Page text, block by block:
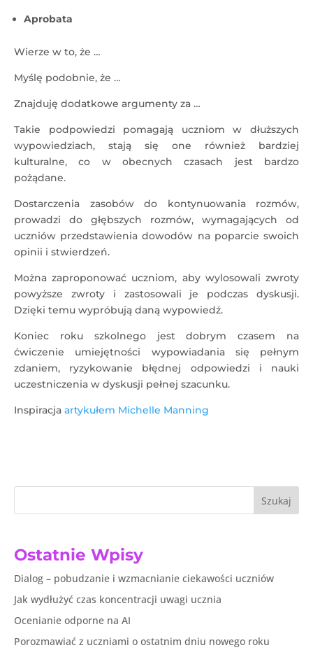
Aprobata
Wierze w to, że …
Myślę podobnie, że …
Znajduję dodatkowe argumenty za …
Takie podpowiedzi pomagają uczniom w dłuższych
wypowiedziach, stają się one również bardziej
kulturalne, co w obecnych czasach jest bardzo
pożądane.
Dostarczenia zasobów do kontynuowania rozmów,
prowadzi ​​do głębszych rozmów, wymagających od
uczniów przedstawienia dowodów na poparcie swoich
opinii i stwierdzeń.
Można zaproponować uczniom, aby wylosowali zwroty
powyższe zwroty i zastosowali je podczas dyskusji.
Dzięki temu wypróbują daną wypowiedź.
Koniec roku szkolnego jest dobrym czasem na
ćwiczenie umiejętności wypowiadania się pełnym
zdaniem, ryzykowanie błędnej odpowiedzi i nauki
uczestniczenia w dyskusji pełnej szacunku.
Inspiracja artykułem Michelle Manning
Szukaj
Ostatnie Wpisy
Dialog – pobudzanie i wzmacnianie ciekawości uczniów
Jak wydłużyć czas koncentracji uwagi ucznia
Ocenianie odporne na AI
Porozmawiać z uczniami o ostatnim dniu nowego roku